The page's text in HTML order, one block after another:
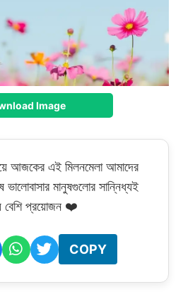
Image
আজকের এই মিলনমেলা আমাদের
ভালোবাসার মানুষগুলোর সান্নিধ্যই
বেশি প্রয়োজন ❤️
COPY